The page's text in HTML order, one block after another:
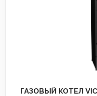
ГАЗОВЫЙ КОТЕЛ